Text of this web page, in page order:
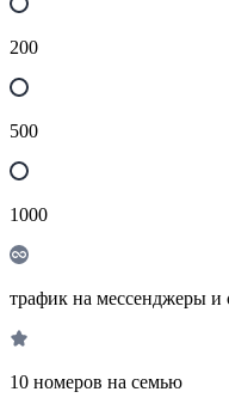
200
500
1000
трафик на мессенджеры и
10 номеров на семью